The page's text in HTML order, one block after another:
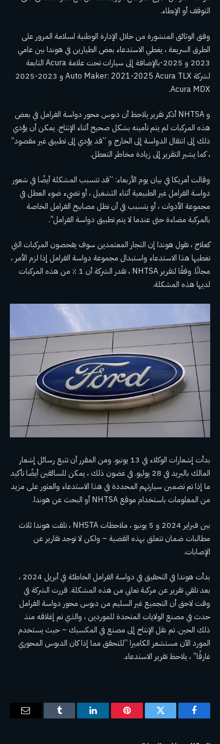
التوقف أو الإبطاء.
وفق الوثائق المنشورة من خلال الإدارة الوطنية لسلامة المرور على
الطرق السريعة ، يغطي الاستدعاء بعض الطيارين في هوندا بين عامي
2023 و 2025-بالإضافة إلى سيارات تحت علامة Acura التابعة
لشركة Auto Maker: 2021-2025 Acura TLX و 2023-2025
Acura MDX.
و NHTSA أذكر تقرير يلاحظ أن دبوس محور دواسة الفرامل في بعض
هذه المركبات لم يتم تأمينه بشكل صحيح أثناء الإنتاج. يمكن أن يؤدي
ذلك إلى انتقال الدواسة إلى الخارج و “قد يؤدي إلى تطبيق غير مقصود”
، كما يشير التقرير إلى زيادة مخاطر التعطل.
وقالت أمريكا في بيان يوم الأربعاء: “قد تتسبب المشكلة أيضًا في شعور
دواسة الفرامل غير الطبيعية أثناء التشغيل ، أو تضيء ضوء العطل في
مجموعة الأدوات ، أو يتسبب في أن تظل مصابيح الفرامل الخاصة
بالمركبة مضاءة حتى عندما لا يتم تطبيق دواسة الفرامل”.
كعلاج ، تقول هوندا إن التجار المعتمدين سوف يفحصون المركبات التي
تغطيها هذا الاستدعاء واستبدال مجموعة دواسة الفرامل إذا لزم الأمر ،
مجانًا. وفقًا لتقرير NHTSA ، تقدر الشركة أن 1 ٪ من هذه المركبات
لديها هذه المشكلة.
بدأت إشعارات الوكلاء في 13 يونيو. ومن المقرر أن تتبع رسائل إشعار
المالك بالبريد في 28 يوليو. في غضون ذلك ، يمكن للسائقين أيضًا تأكيد
ما إذا تم تضمين سيارتهم المحددة في هذا الاستدعاء والعثور على مزيد
من المعلومات باستخدام موقع NHTSA أو البحث عن هوندا.
بين فبراير 2024 و 5 يونيو ، ملاحظات NHSTA ، تلقت هوندا ثلاث
مطالبات ضمان تتعلق بهذه القضية – ولكن لا توجد تقارير عن
الإصابات.
بدأت هوندا في التحقيق في دواسة الفرامل الخاطئة في أبريل 2024 ،
بعد تلقي تقرير عن مركبة تعاني من هذه المشكلة. قررت الشركة في
وقت لاحق أن التجميع غير السليم من دبوس محور دواسة الفرامل
حدث في مصنع الولايات المتحدة للموردين ، والذي تم إغلاقه منذ
ذلك الحين. تم نقل الإنتاج إلى مصنع في المكسيك – حيث يستخدم
المورد الآن مستشعر الكاميرا “للتحقق مما إذا كان الدبوس المحوري
غارقًا” ، يلاحظ تقرير الاستدعاء.
فيسبوك تويتر بينتيريستلينكدإن Tumblr
البريد